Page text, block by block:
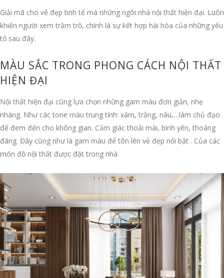
Giải mã cho vẻ đẹp tinh tế mà những ngôi nhà nội thất hiện đại. Luôn
khiến người xem trầm trồ, chính là sự kết hợp hài hòa của những yếu
tố sau đây.
MÀU SẮC TRONG PHONG CÁCH NỘI THẤT
HIỆN ĐẠI
Nội thất hiện đại cũng lựa chọn những gam màu đơn giản, nhẹ
nhàng. Như các tone màu trung tính: xám, trắng, nâu,…làm chủ đạo
để đem đến cho không gian. Cảm giác thoải mái, bình yên, thoáng
đãng. Đây cũng như là gam màu để tôn lên vẻ đẹp nổi bật . Của các
món đồ nội thất được đặt trong nhà.